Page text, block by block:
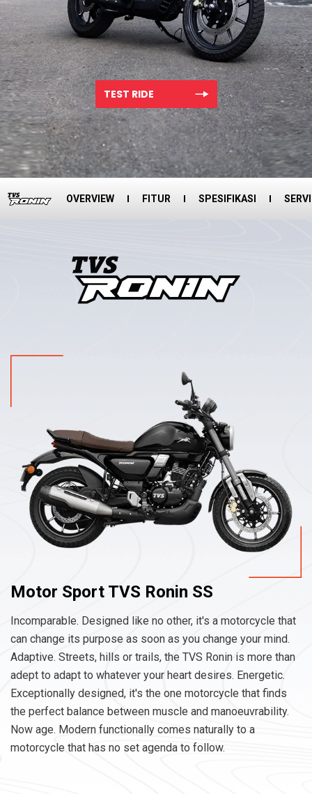
TEST RIDE
OVERVIEW FITUR SPESIFIKASI
Motor Sport TVS Ronin SS
Incomparable. Designed like no other, it's a motorcycle that
can change its purpose as soon as you change your mind.
Adaptive. Streets, hills or trails, the TVS Ronin is more than
adept to adapt to whatever your heart desires. Energetic.
Exceptionally designed, it's the one motorcycle that finds
the perfect balance between muscle and manoeuvrability.
Now age. Modern functionally comes naturally to a
motorcycle that has no set agenda to follow.